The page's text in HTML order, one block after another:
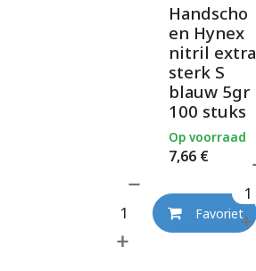
Handscho
en Hynex
nitril extra
sterk S
blauw 5gr
100 stuks
7,66 €
Op voorraad
Favoriet